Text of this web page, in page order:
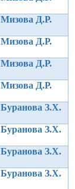
Мизова Д.Р.
Мизова Д.Р.
Мизова Д.Р.
Мизова Д.Р.
Буранова З.Х.
Буранова З.Х.
Буранова З.Х.
Буранова З.Х.